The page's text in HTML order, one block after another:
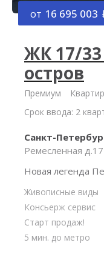
от 16 695 003
ЖК 17/
остров
Премиум
Срок ввода: 2
Санкт-
Ремесленная д.17
Новая легенда
Живописные виды
Консьерж сервис
Старт продаж!
5 мин. до метро